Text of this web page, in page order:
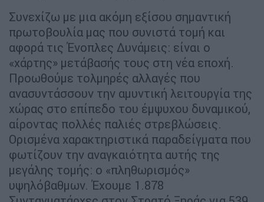
Συνεχίζω με μια ακόμη εξίσου σημαντική
πρωτοβουλία μας που συνιστά τομή και
αφορά τις Ένοπλες Δυνάμεις: είναι ο
«χάρτης» μετάβασής τους στη νέα εποχή.
Προωθούμε τολμηρές αλλαγές που
ανασυντάσσουν την αμυντική λειτουργία της
χώρας στο επίπεδο του έμψυχου δυναμικού,
αίροντας πολλές παλιές στρεβλώσεις.
Ορισμένα χαρακτηριστικά παραδείγματα που
φωτίζουν την αναγκαιότητα αυτής της
μεγάλης τομής: ο «πληθωρισμός»
υψηλόβαθμων. Έχουμε 1.878